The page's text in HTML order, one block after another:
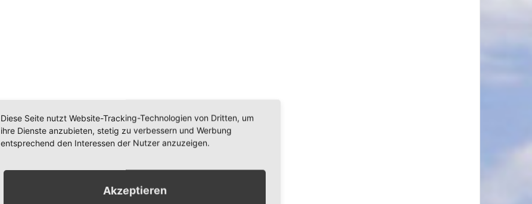
Diese Seite nutzt Website-Tracking-Technologien von Dritten, um
ihre Dienste anzubieten, stetig zu verbessern und Werbung
entsprechend den Interessen der Nutzer anzuzeigen.
Akzeptieren